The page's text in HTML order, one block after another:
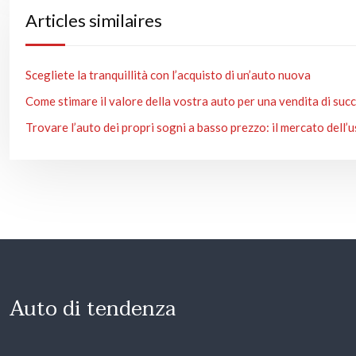
Articles similaires
Scegliete la tranquillità con l’acquisto di un’auto nuova
Come stimare il valore della vostra auto per una vendita di
Trovare l’auto dei propri sogni a basso prezzo: il mercato
Auto di tendenza